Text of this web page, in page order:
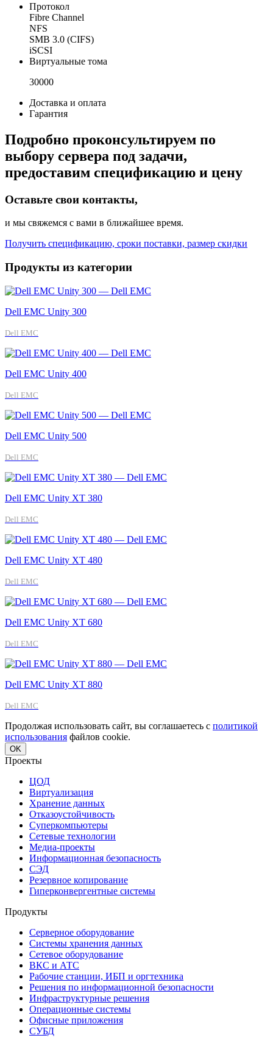
Протокол
Fibre Channel
NFS
SMB 3.0 (CIFS)
iSCSI
Виртуальные тома
30000
Доставка и оплата
Гарантия
Подробно проконсультируем по
выбору сервера под задачи,
предоставим спецификацию и цену
Оставьте свои контакты,
и мы свяжемся с вами в ближайшее время.
Получить спецификацию, сроки поставки, размер скидки
Продукты из категории
Dell EMC Unity 300
Dell EMC
Dell EMC Unity 400
Dell EMC
Dell EMC Unity 500
Dell EMC
Dell EMC Unity XT 380
Dell EMC
Dell EMC Unity XT 480
Dell EMC
Dell EMC Unity XT 680
Dell EMC
Dell EMC Unity XT 880
Dell EMC
Продолжая использовать сайт, вы соглашаетесь с политикой
использования файлов cookie.
OK
Проекты
ЦОД
Виртуализация
Хранение данных
Отказоустойчивость
Суперкомпьютеры
Сетевые технологии
Медиа-проекты
Информационная безопасность
СЭД
Резервное копирование
Гиперконвергентные системы
Продукты
Серверное оборудование
Системы хранения данных
Сетевое оборудование
ВКС и АТС
Рабочие станции, ИБП и оргтехника
Решения по информационной безопасности
Инфраструктурные решения
Операционные системы
Офисные приложения
СУБД